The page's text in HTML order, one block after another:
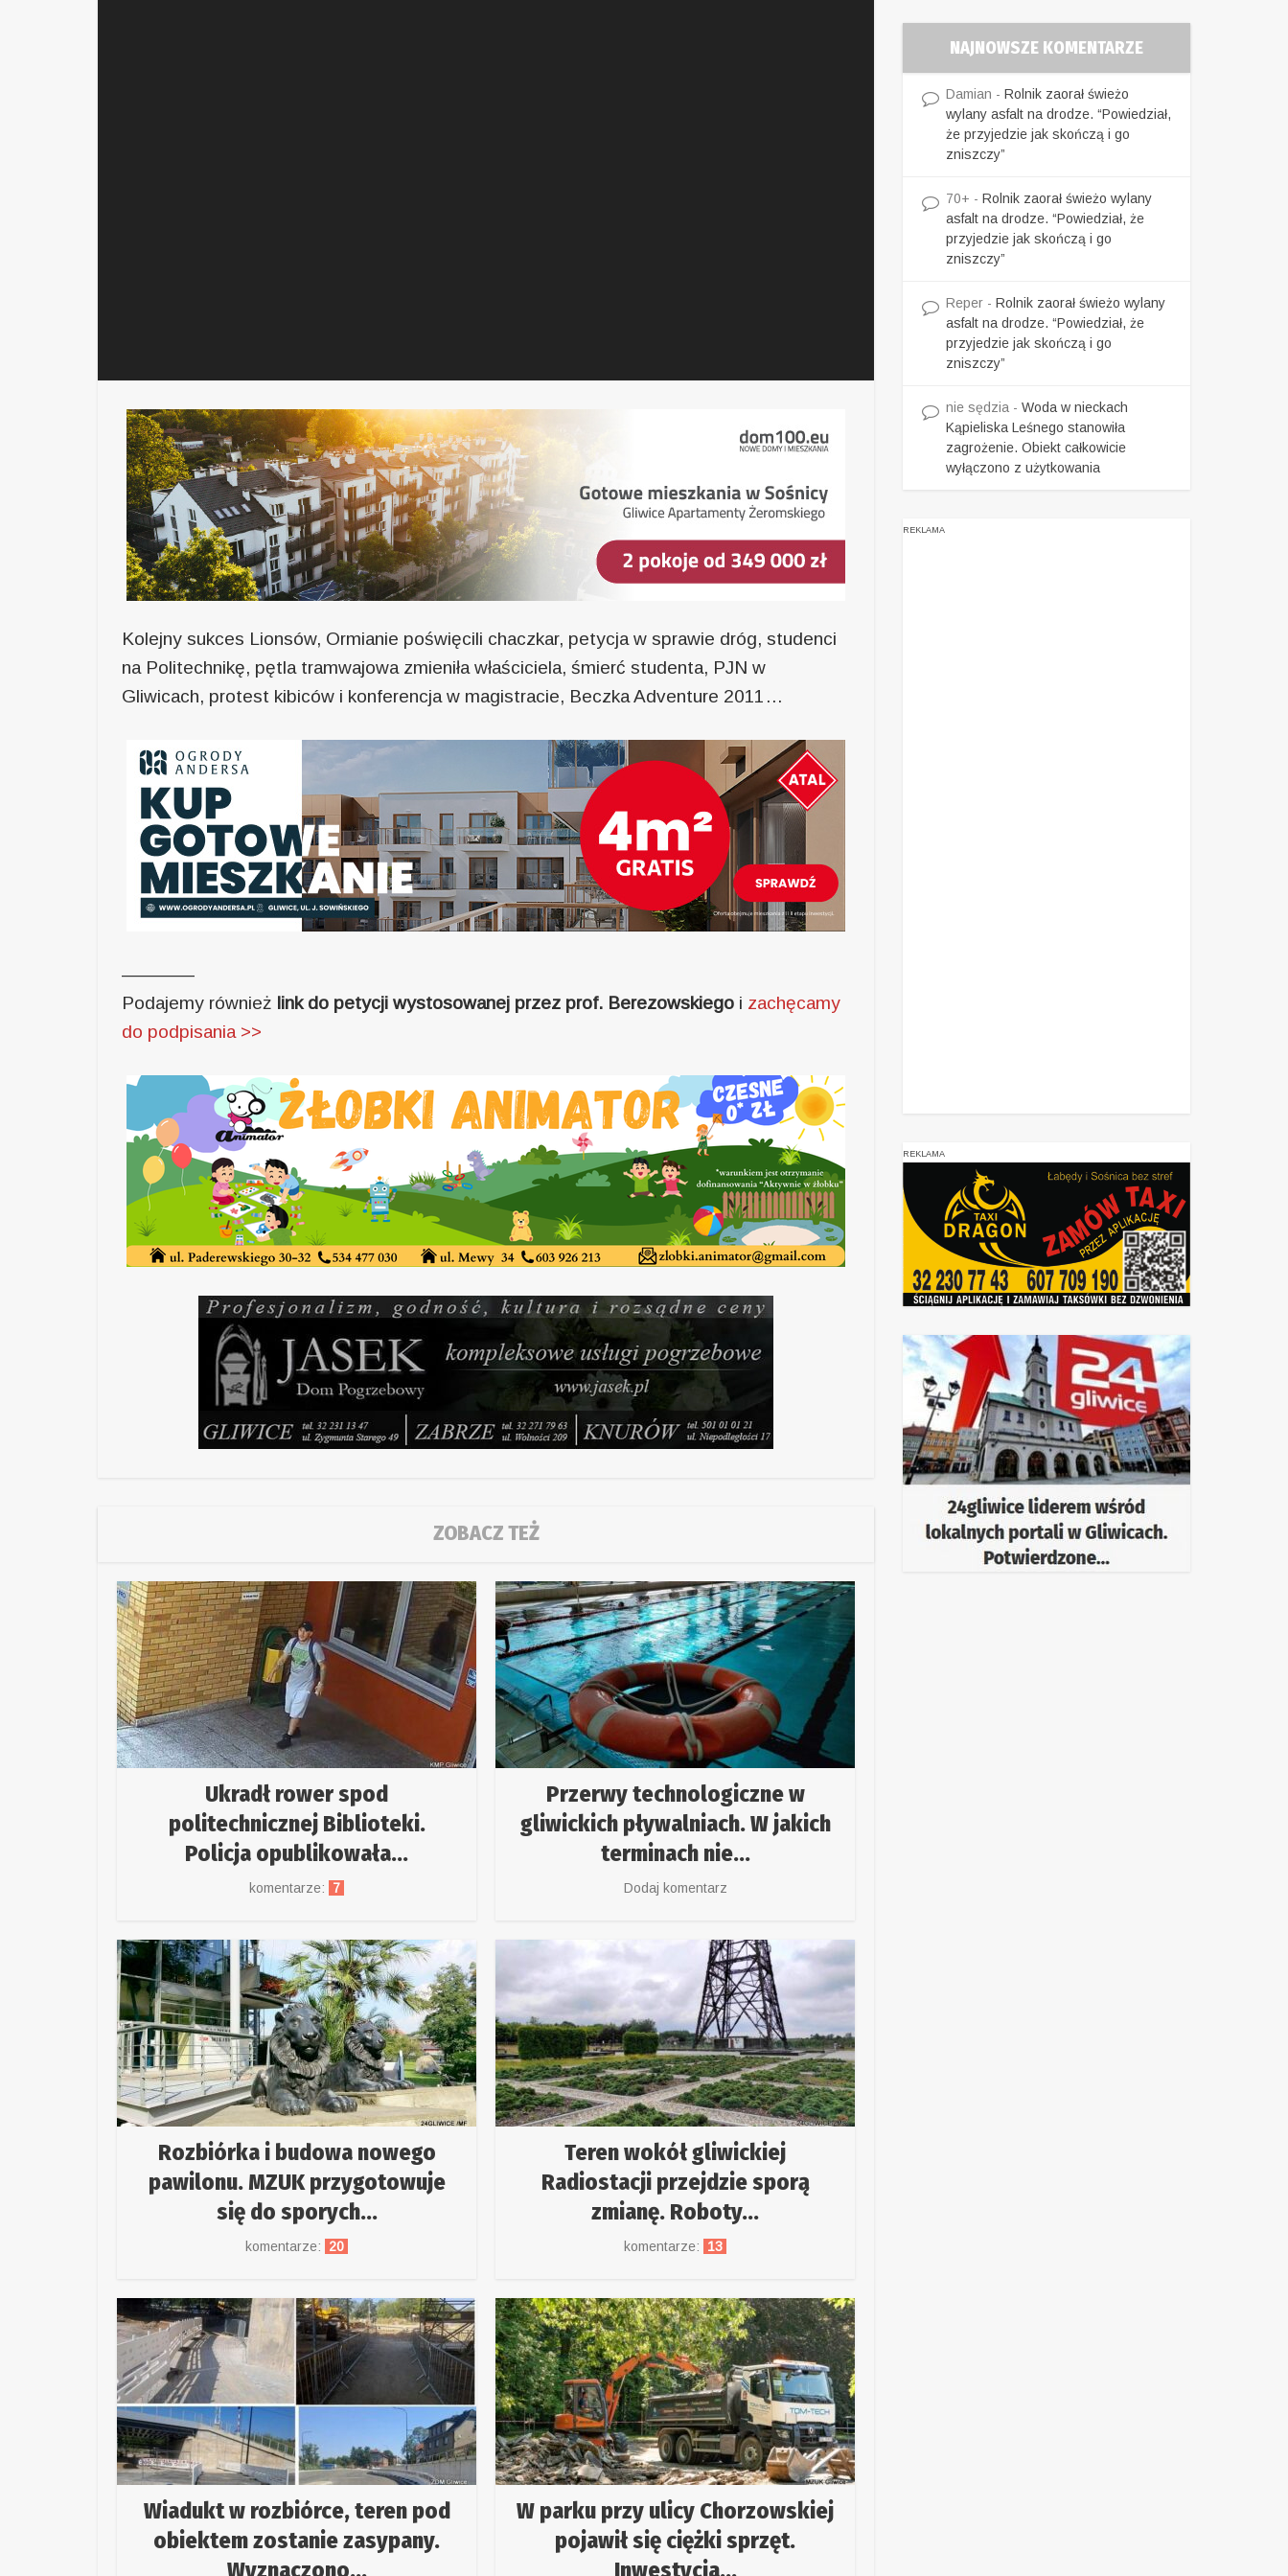
Kolejny sukces Lionsów, Ormianie poświęcili chaczkar, petycja w sprawie dróg, studenci
na Politechnikę, pętla tramwajowa zmieniła właściciela, śmierć studenta, PJN w
Gliwicach, protest kibiców i konferencja w magistracie, Beczka Adventure 2011…
————
Podajemy również link do petycji wystosowanej przez prof. Berezowskiego i zachęcamy
do podpisania >>
ZOBACZ TEŻ
Ukradł rower spod
politechnicznej Biblioteki.
Policja opublikowała...
komentarze: 7
Przerwy technologiczne w
gliwickich pływalniach. W jakich
terminach nie...
Dodaj komentarz
Rozbiórka i budowa nowego
pawilonu. MZUK przygotowuje
się do sporych...
komentarze: 20
Teren wokół gliwickiej
Radiostacji przejdzie sporą
zmianę. Roboty...
komentarze: 13
Wiadukt w rozbiórce, teren pod
obiektem zostanie zasypany.
Wyznaczono...
W parku przy ulicy Chorzowskiej
pojawił się ciężki sprzęt.
Inwestycja...
NAJNOWSZE KOMENTARZE
Damian - Rolnik zaorał świeżo
wylany asfalt na drodze. “Powiedział,
że przyjedzie jak skończą i go
zniszczy”
70+ - Rolnik zaorał świeżo wylany
asfalt na drodze. “Powiedział, że
przyjedzie jak skończą i go
zniszczy”
Reper - Rolnik zaorał świeżo wylany
asfalt na drodze. “Powiedział, że
przyjedzie jak skończą i go
zniszczy”
nie sędzia - Woda w nieckach
Kąpieliska Leśnego stanowiła
zagrożenie. Obiekt całkowicie
wyłączono z użytkowania
REKLAMA
REKLAMA